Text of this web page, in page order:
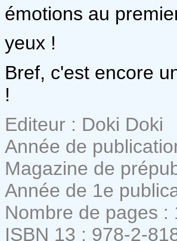
émotions au
yeux !
Bref, c'est encore
!
Editeur : Doki Doki
Année de
Magazine de
Année de 1e
Nombre de pages :
ISBN 13 : 978-2-